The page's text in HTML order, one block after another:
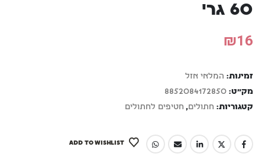
60 גר'
₪16
זמינות: המלאי אזל
מק"ט: 8852084172850
קטגוריות: חתולים, חטיפים לחתולים
ADD TO WISHLIST